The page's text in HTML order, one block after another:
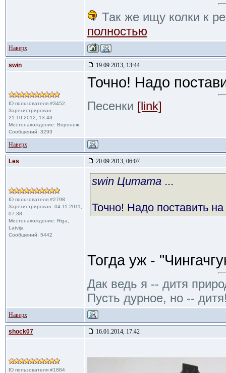
Так же ищу колки к
полностью
Наверх
swin 19.09.2013, 13:44
ID пользователя #3452
Зарегистрирован:
21.10.2012, 13:43
Местонахождение: Воронеж
Сообщений: 3293
Точно! Надо
Песенки [link]
Наверх
Les 20.09.2013, 06:07
ID пользователя #2798
Зарегистрирован: 04.11.2011,
07:38
Местонахождение: Riga,
Latvija
Сообщений: 5442
swin Цитата ...
Точно! Надо поставить на
Тогда уж -
Дак ведь я -- дитя
Пусть дурное, но --
Наверх
shock07 16.01.2014, 17:42
ID пользователя #1884